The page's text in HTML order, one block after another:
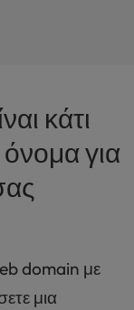
κάτι
για
domain με
μια